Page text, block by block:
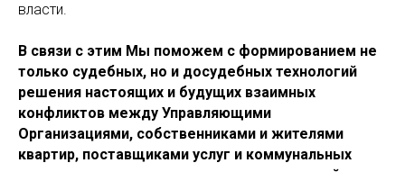
власти.
В связи с этим Мы поможем с формированием не
только судебных, но и досудебных технологий
решения настоящих и будущих взаимных
конфликтов между Управляющими
Организациями, собственниками и жителями
квартир, поставщиками услуг и коммунальных